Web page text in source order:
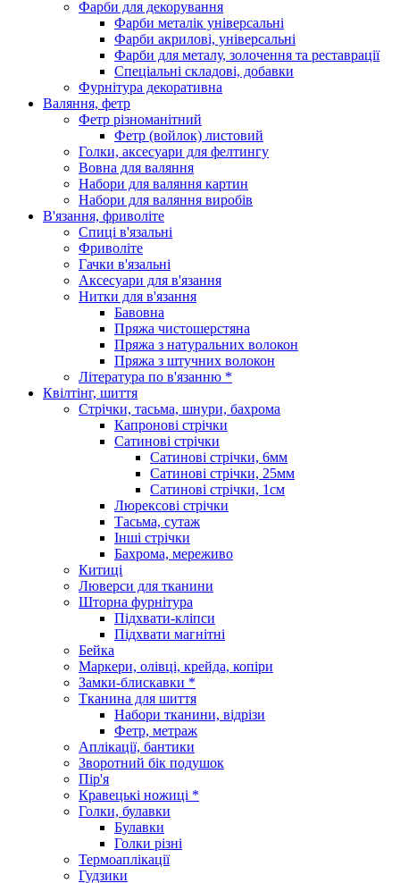
Фарби для декорування
Фарби металік універсальні
Фарби акрилові, універсальні
Фарби для металу, золочення та реставрації
Спеціальні складові, добавки
Фурнітура декоративна
Валяння, фетр
Фетр різноманітний
Фетр (войлок) листовий
Голки, аксесуари для фелтингу
Вовна для валяння
Набори для валяння картин
Набори для валяння виробів
В'язання, фриволіте
Спиці в'язальні
Фриволіте
Гачки в'язальні
Аксесуари для в'язання
Нитки для в'язання
Бавовна
Пряжа чистошерстяна
Пряжа з натуральних волокон
Пряжа з штучних волокон
Література по в'язанню *
Квілтінг, шиття
Стрічки, тасьма, шнури, бахрома
Капронові стрічки
Сатинові стрічки
Сатинові стрічки, 6мм
Сатинові стрічки, 25мм
Сатинові стрічки, 1см
Люрексові стрічки
Тасьма, сутаж
Інші стрічки
Бахрома, мереживо
Китиці
Люверси для тканини
Шторна фурнітура
Підхвати-кліпси
Підхвати магнітні
Бейка
Маркери, олівці, крейда, копіри
Замки-блискавки *
Тканина для шиття
Набори тканини, відрізи
Фетр, метраж
Аплікації, бантики
Зворотний бік подушок
Пір'я
Кравецькі ножиці *
Голки, булавки
Булавки
Голки різні
Термоаплікації
Гудзики